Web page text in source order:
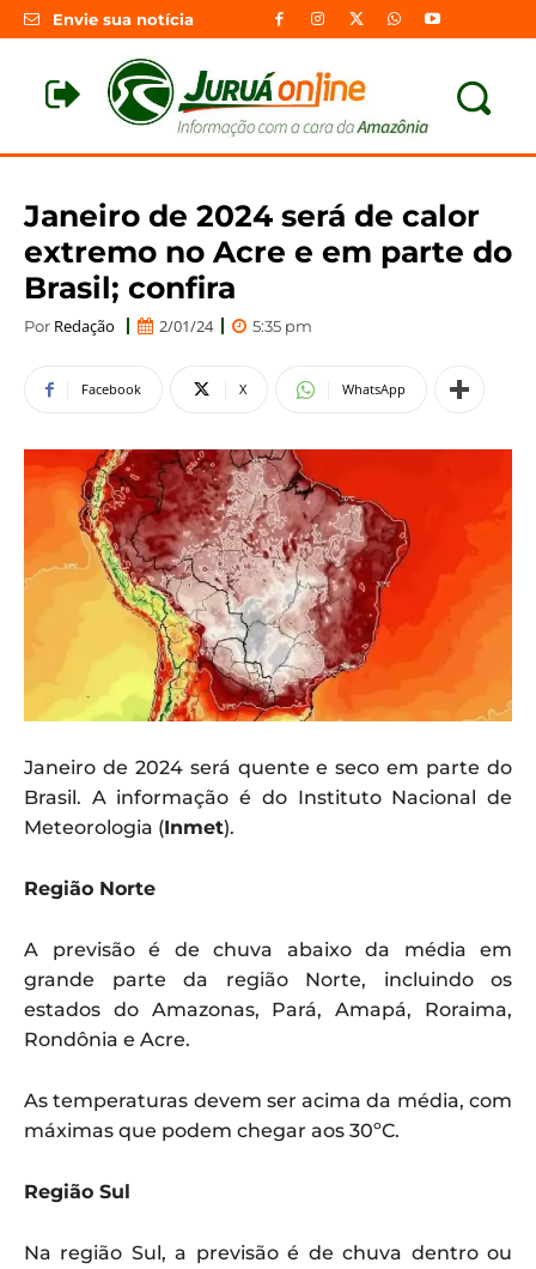
Envie sua notícia
Janeiro de 2024 será de calor
extremo no Acre e em parte do
Brasil; confira
Por Redação 2/01/24 5:35 pm
Facebook X WhatsApp
Janeiro de 2024 será quente e seco em parte do
Brasil. A informação é do Instituto Nacional de
Meteorologia (Inmet).
Região Norte
A previsão é de chuva abaixo da média em
grande parte da região Norte, incluindo os
estados do Amazonas, Pará, Amapá, Roraima,
Rondônia e Acre.
As temperaturas devem ser acima da média, com
máximas que podem chegar aos 30ºC.
Região Sul
Na região Sul, a previsão é de chuva dentro ou